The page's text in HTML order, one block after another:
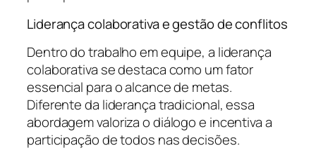
Liderança colaborativa e gestão de conflitos
Dentro do trabalho em equipe, a liderança
colaborativa se destaca como um fator
essencial para o alcance de metas.
Diferente da liderança tradicional, essa
abordagem valoriza o diálogo e incentiva a
participação de todos nas decisões.